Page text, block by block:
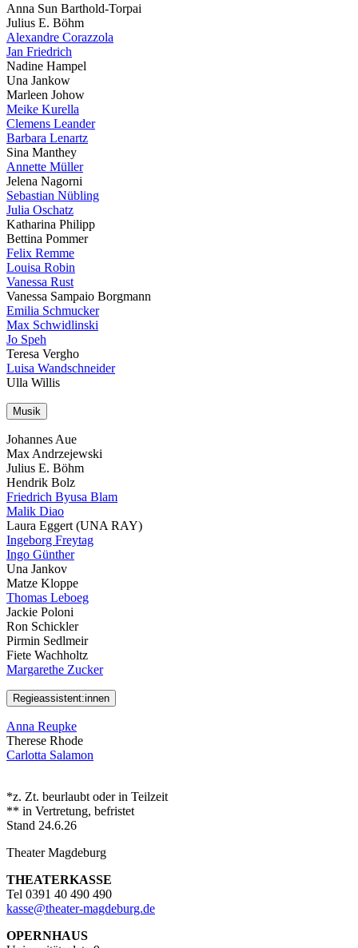
Anna Sun Barthold-Torpai
Julius E. Böhm
Alexandre Corazzola
Jan Friedrich
Nadine Hampel
Una Jankow
Marleen Johow
Meike Kurella
Clemens Leander
Barbara Lenartz
Sina Manthey
Annette Müller
Jelena Nagorni
Sebastian Nübling
Julia Oschatz
Katharina Philipp
Bettina Pommer
Felix Remme
Louisa Robin
Vanessa Rust
Vanessa Sampaio Borgmann
Emilia Schmucker
Max Schwidlinski
Jo Speh
Teresa Vergho
Luisa Wandschneider
Ulla Willis
Musik
Johannes Aue
Max Andrzejewski
Julius E. Böhm
Hendrik Bolz
Friedrich Byusa Blam
Malik Diao
Laura Eggert (UNA RAY)
Ingeborg Freytag
Ingo Günther
Una Jankov
Matze Kloppe
Thomas Leboeg
Jackie Poloni
Ron Schickler
Pirmin Sedlmeir
Fiete Wachholtz
Margarethe Zucker
Regieassistent:innen
Anna Reupke
Therese Rhode
Carlotta Salamon
*z. Zt. beurlaubt oder in Teilzeit
** in Vertretung, befristet
Stand 24.6.26
Theater Magdeburg
THEATERKASSE
Tel 0391 40 490 490
kasse@theater-magdeburg.de
OPERNHAUS